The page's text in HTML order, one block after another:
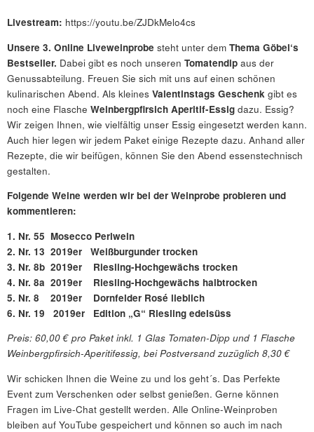
Livestream: https://youtu.be/ZJDkMelo4cs
Unsere 3. Online Liveweinprobe steht unter dem Thema Göbel‘s
Bestseller. Dabei gibt es noch unseren Tomatendip aus der
Genussabteilung. Freuen Sie sich mit uns auf einen schönen
kulinarischen Abend. Als kleines Valentinstags Geschenk gibt es
noch eine Flasche Weinbergpfirsich Aperitif-Essig dazu. Essig?
Wir zeigen Ihnen, wie vielfältig unser Essig eingesetzt werden kann.
Auch hier legen wir jedem Paket einige Rezepte dazu. Anhand aller
Rezepte, die wir beifügen, können Sie den Abend essenstechnisch
gestalten.
Folgende Weine werden wir bei der Weinprobe probieren und
kommentieren:
1. Nr. 55 Mosecco Perlwein
2. Nr. 13 2019er Weißburgunder trocken
3. Nr. 8b 2019er Riesling-Hochgewächs trocken
4. Nr. 8a 2019er Riesling-Hochgewächs halbtrocken
5. Nr. 8 2019er Dornfelder Rosé lieblich
6. Nr. 19 2019er Edition „G“ Riesling edelsüss
Preis: 60,00 € pro Paket inkl. 1 Glas Tomaten-Dipp und 1 Flasche
Weinbergpfirsich-Aperitifessig, bei Postversand zuzüglich 8,30 €
Wir schicken Ihnen die Weine zu und los geht´s. Das Perfekte
Event zum Verschenken oder selbst genießen. Gerne können
Fragen im Live-Chat gestellt werden. Alle Online-Weinproben
bleiben auf YouTube gespeichert und können so auch im nach